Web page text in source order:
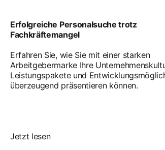
Erfolgreiche Personalsuche trotz
Fachkräftemangel
Erfahren Sie, wie Sie mit einer starken
Arbeitgebermarke Ihre
Leistungspakete und
überzeugend präsentieren können.
Jetzt lesen